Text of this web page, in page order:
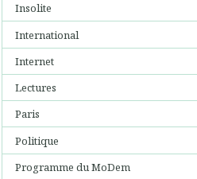
Insolite
International
Internet
Lectures
Paris
Politique
Programme du MoDem